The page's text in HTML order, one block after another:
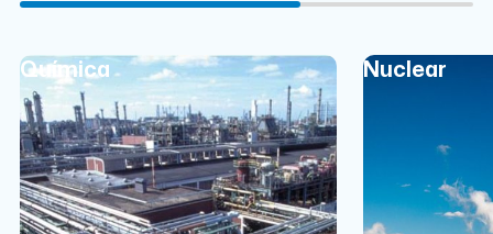
Química Nuclear